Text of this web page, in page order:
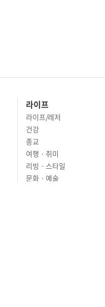
라이프
라이프/레저
건강
종교
여행 · 취미